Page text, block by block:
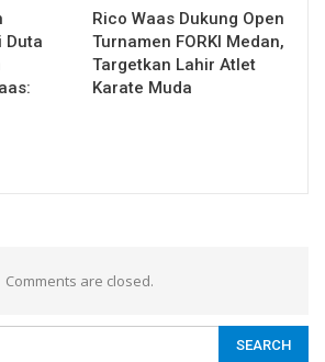
Duta
Rico Waas Dukung Open
Turnamen FORKI Medan,
Targetkan Lahir Atlet
Karate Muda
Comments are closed.